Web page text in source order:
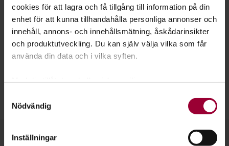
cookies för att lagra och få tillgång till information på din
enhet för att kunna tillhandahålla personliga annonser och
innehåll, annons- och innehållsmätning, åskådarinsikter
och produktutveckling. Du kan själv välja vilka som får
använda din data och i vilka syften.
som kan ha en noggrannhet på upp till flera meter
Nödvändig
Inställningar
Som basist spelar du sällan mer än en ton i taget. Basen är
inget typiskt soloinstrument utan kommer främst till sin
rätt ihop med andra instrument.
Elbasen liknar till stor del gitarren, men har längre hals och
för att spela bas.
Läs gärna mer om att spela bas på vår sajt Musikakuten.